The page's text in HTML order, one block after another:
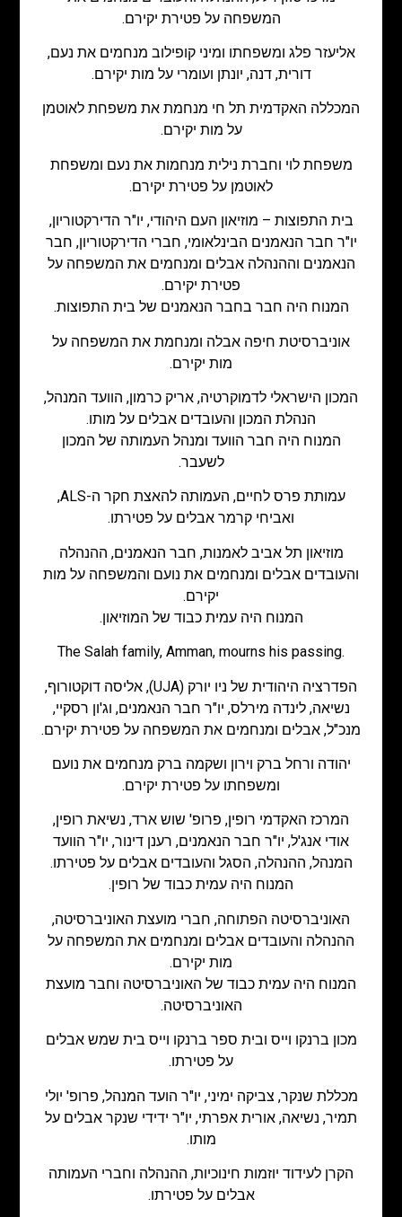
המשפחה על פטירת יקירם.
אליעזר פלג ומשפחתו ומיני קופילוב מנחמים את נעם,
דורית, דנה, יונתן ועומרי על מות יקירם.
המכללה האקדמית תל חי מנחמת את משפחת לאוטמן
על מות יקירם.
משפחת לוי וחברת נילית מנחמות את נעם ומשפחת
לאוטמן על פטירת יקירם.
בית התפוצות – מוזיאון העם היהודי, יו"ר הדירקטוריון,
יו"ר חבר הנאמנים הבינלאומי, חברי הדירקטוריון, חבר
הנאמנים וההנהלה אבלים ומנחמים את המשפחה על
פטירת יקירם.
המנוח היה חבר בחבר הנאמנים של בית התפוצות.
אוניברסיטת חיפה אבלה ומנחמת את המשפחה על
מות יקירם.
המכון הישראלי לדמוקרטיה, אריק כרמון, הוועד המנהל,
הנהלת המכון והעובדים אבלים על מותו.
המנוח היה חבר הוועד ומנהל העמותה של המכון
לשעבר.
עמותת פרס לחיים, העמותה להאצת חקר ה-ALS,
ואביחי קרמר אבלים על פטירתו.
מוזיאון תל אביב לאמנות, חבר הנאמנים, ההנהלה
והעובדים אבלים ומנחמים את נועם והמשפחה על מות
יקירם.
המנוח היה עמית כבוד של המוזיאון.
The Salah family, Amman, mourns his passing.
הפדרציה היהודית של ניו יורק (UJA), אליסה דוקטורוף,
נשיאה, לינדה מירלס, יו"ר חבר הנאמנים, וג'ון רסקיי,
מנכ"ל, אבלים ומנחמים את המשפחה על פטירת יקירם.
יהודה ורחל ברק וירון ושקמה ברק מנחמים את נועם
ומשפחתו על פטירת יקירם.
המרכז האקדמי רופין, פרופ' שוש ארד, נשיאת רופין,
אודי אנג'ל, יו"ר חבר הנאמנים, רענן דינור, יו"ר הוועד
המנהל, ההנהלה, הסגל והעובדים אבלים על פטירתו.
המנוח היה עמית כבוד של רופין.
האוניברסיטה הפתוחה, חברי מועצת האוניברסיטה,
ההנהלה והעובדים אבלים ומנחמים את המשפחה על
מות יקירם.
המנוח היה עמית כבוד של האוניברסיטה וחבר מועצת
האוניברסיטה.
מכון ברנקו וייס ובית ספר ברנקו וייס בית שמש אבלים
על פטירתו.
מכללת שנקר, צביקה ימיני, יו"ר הועד המנהל, פרופ' יולי
תמיר, נשיאה, אורית אפרתי, יו"ר ידידי שנקר אבלים על
מותו.
הקרן לעידוד יוזמות חינוכיות, ההנהלה וחברי העמותה
אבלים על פטירתו.